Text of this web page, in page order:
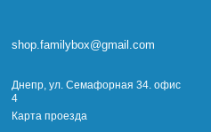
shop.familybox@gmail.com
Днепр, ул. Семафорная 34. офис
4
Карта проезда